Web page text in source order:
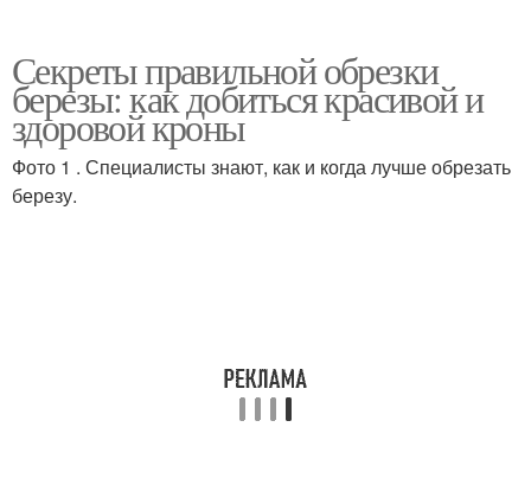
Секреты правильной обрезки
березы: как добиться красивой и
здоровой кроны
Фото 1 . Специалисты знают, как и когда лучше обрезать
березу.